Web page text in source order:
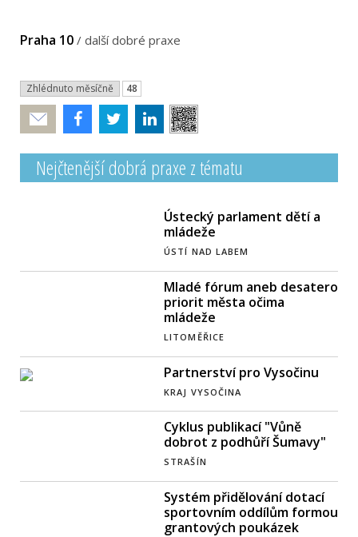
Praha 10 / další dobré praxe
Zhlédnuto měsíčně 48
Poslat
Nejčtenější dobrá praxe z tématu
Ústecký parlament dětí a
mládeže
ÚSTÍ NAD LABEM
Mladé fórum aneb desatero
priorit města očima
mládeže
LITOMĚŘICE
Partnerství pro Vysočinu
KRAJ VYSOČINA
Cyklus publikací "Vůně
dobrot z podhůří Šumavy"
STRAŠÍN
Systém přidělování dotací
sportovním oddílům formou
grantových poukázek